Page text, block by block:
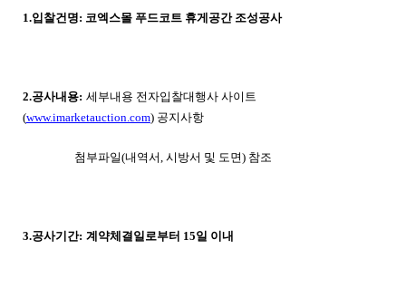
1.입찰건명: 코엑스몰 푸드코트 휴게공간 조성공사
2.공사내용: 세부내용 전자입찰대행사 사이트
(www.imarketauction.com) 공지사항
첨부파일(내역서, 시방서 및 도면) 참조
3.공사기간: 계약체결일로부터 15일 이내